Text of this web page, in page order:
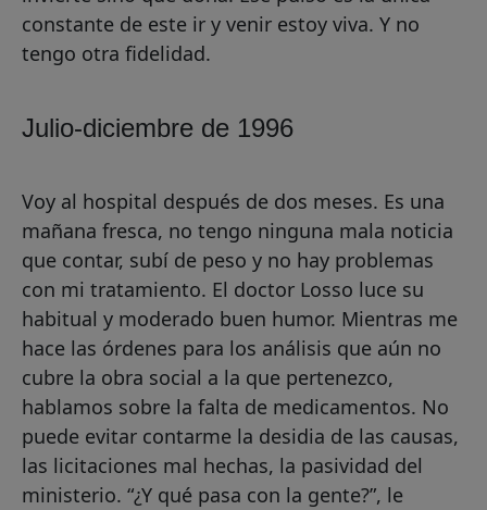
constante de este ir y venir estoy viva. Y no
tengo otra fidelidad.
Julio-diciembre de 1996
Voy al hospital después de dos meses. Es una
mañana fresca, no tengo ninguna mala noticia
que contar, subí de peso y no hay problemas
con mi tratamiento. El doctor Losso luce su
habitual y moderado buen humor. Mientras me
hace las órdenes para los análisis que aún no
cubre la obra social a la que pertenezco,
hablamos sobre la falta de medicamentos. No
puede evitar contarme la desidia de las causas,
las licitaciones mal hechas, la pasividad del
ministerio. “¿Y qué pasa con la gente?”, le